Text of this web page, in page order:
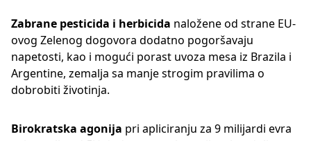
Zabrane pesticida i herbicida naložene od strane EU-
ovog Zelenog dogovora dodatno pogoršavaju
napetosti, kao i mogući porast uvoza mesa iz Brazila i
Argentine, zemalja sa manje strogim pravilima o
dobrobiti životinja.
Birokratska agonija pri apliciranju za 9 milijardi evra